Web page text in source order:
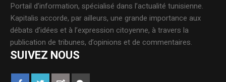
Portail d’information, spécialisé dans l’actualité tunisienne.
Kapitalis accorde, par ailleurs, une grande importance aux
débats d’idées et à l’expression citoyenne, à travers la
publication de tribunes, d’opinions et de commentaires.
SUIVEZ NOUS